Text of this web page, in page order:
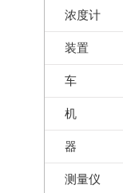
浓度计
装置
车
机
器
测量仪